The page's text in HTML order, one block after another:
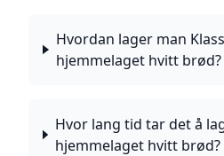
Hvordan lager man
hjemmelaget hvitt brød?
Hvor lang tid tar det å
hjemmelaget hvitt brød?